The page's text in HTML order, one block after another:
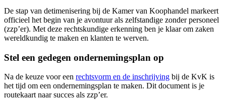
De stap van detimenisering bij de Kamer van Koophandel markeert
officieel het begin van je avontuur als zelfstandige zonder personeel
(zzp’er). Met deze rechtskundige erkenning ben je klaar om zaken
wereldkundig te maken en klanten te werven.
Stel een gedegen ondernemingsplan op
Na de keuze voor een rechtsvorm en de inschrijving bij de KvK is
het tijd om een ondernemingsplan te maken. Dit document is je
routekaart naar succes als zzp’er.